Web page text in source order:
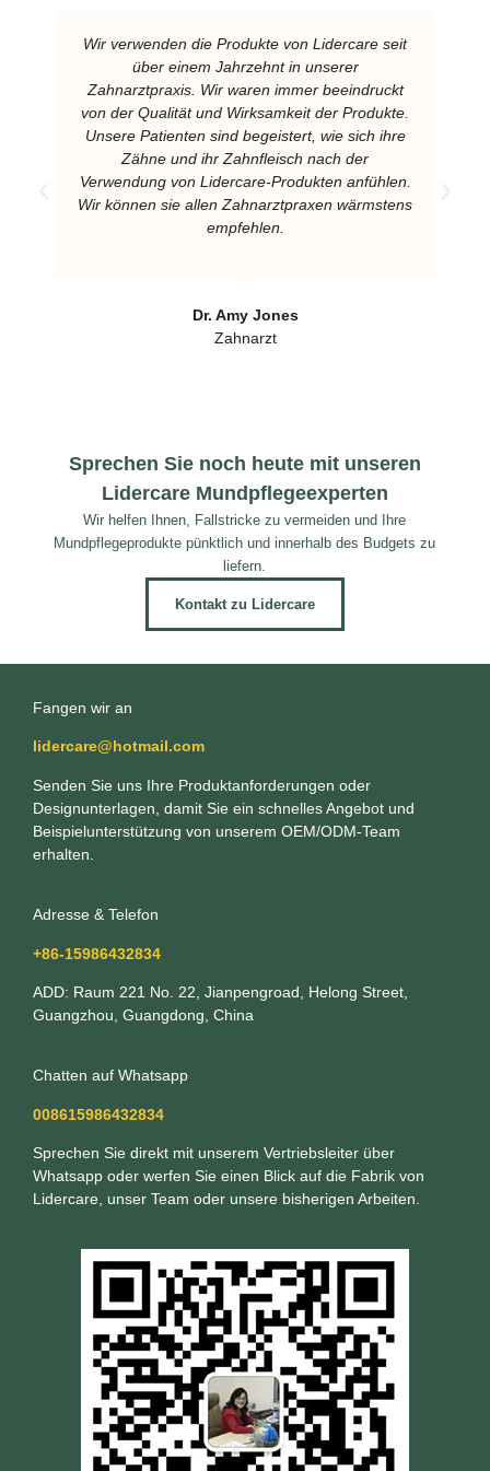
Wir verwenden die Produkte von Lidercare seit
über einem Jahrzehnt in unserer
Zahnarztpraxis. Wir waren immer beeindruckt
von der Qualität und Wirksamkeit der Produkte.
Unsere Patienten sind begeistert, wie sich ihre
Zähne und ihr Zahnfleisch nach der
Verwendung von Lidercare-Produkten anfühlen.
Wir können sie allen Zahnarztpraxen wärmstens
empfehlen.
Dr. Amy Jones
Zahnarzt
Sprechen Sie noch heute mit unseren
Lidercare Mundpflegeexperten
Wir helfen Ihnen, Fallstricke zu vermeiden und Ihre
Mundpflegeprodukte pünktlich und innerhalb des Budgets zu
liefern.
Kontakt zu Lidercare
Fangen wir an
lidercare@hotmail.com
Senden Sie uns Ihre Produktanforderungen oder
Designunterlagen, damit Sie ein schnelles Angebot und
Beispielunterstützung von unserem OEM/ODM-Team
erhalten.
Adresse & Telefon
+86-15986432834
ADD: Raum 221 No. 22, Jianpengroad, Helong Street,
Guangzhou, Guangdong, China
Chatten auf Whatsapp
008615986432834
Sprechen Sie direkt mit unserem Vertriebsleiter über
Whatsapp oder werfen Sie einen Blick auf die Fabrik von
Lidercare, unser Team oder unsere bisherigen Arbeiten.